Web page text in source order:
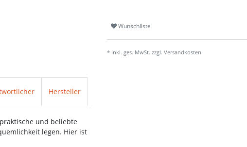
Wunschliste
* inkl. ges. MwSt. zzgl.Versandkosten
Hersteller
und beliebte
legen. Hier ist